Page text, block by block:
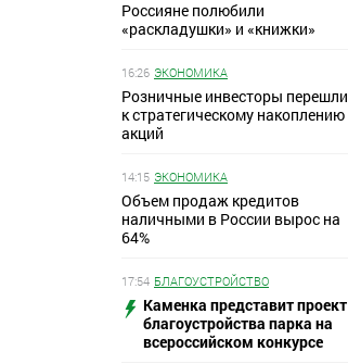
Россияне полюбили
«раскладушки» и «книжки»
16:26 ЭКОНОМИКА
Розничные инвесторы перешли
к стратегическому накоплению
акций
14:15 ЭКОНОМИКА
Объем продаж кредитов
наличными в России вырос на
64%
17:54 БЛАГОУСТРОЙСТВО
Каменка представит проект
благоустройства парка на
всероссийском конкурсе